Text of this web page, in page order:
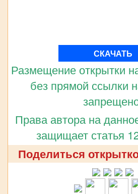
СКАЧАТЬ
Размещение открытки
без прямой ссылки
Права автора на
защищает статья
Поделиться